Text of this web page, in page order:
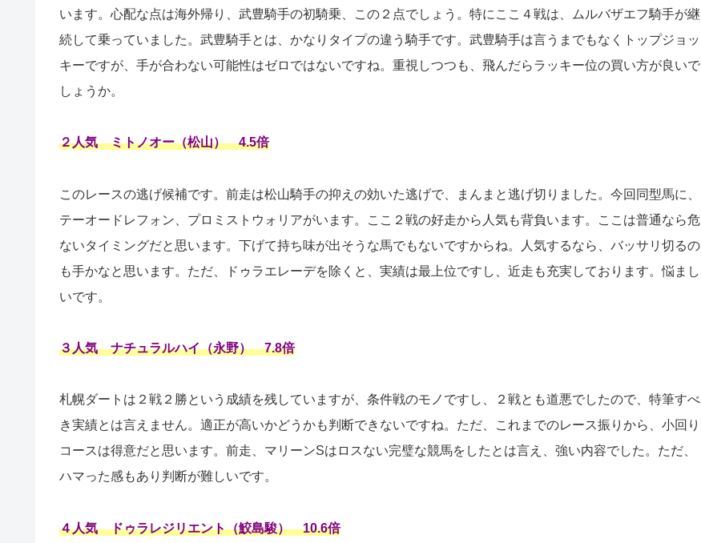
います。心配な点は海外帰り、武豊騎手の初騎乗、この２点でしょう。特にここ４戦は、ムルバザエフ騎手が継
続して乗っていました。武豊騎手とは、かなりタイプの違う騎手です。武豊騎手は言うまでもなくトップジョッ
キーですが、手が合わない可能性はゼロではないですね。重視しつつも、飛んだらラッキー位の買い方が良いで
しょうか。
２人気 ミトノオー（松山） 4.5倍
このレースの逃げ候補です。前走は松山騎手の抑えの効いた逃げで、まんまと逃げ切りました。今回同型馬に、
テーオードレフォン、プロミストウォリアがいます。ここ２戦の好走から人気も背負います。ここは普通なら危
ないタイミングだと思います。下げて持ち味が出そうな馬でもないですからね。人気するなら、バッサリ切るの
も手かなと思います。ただ、ドゥラエレーデを除くと、実績は最上位ですし、近走も充実しております。悩まし
いです。
３人気 ナチュラルハイ（永野） 7.8倍
札幌ダートは２戦２勝という成績を残していますが、条件戦のモノですし、２戦とも道悪でしたので、特筆すべ
き実績とは言えません。適正が高いかどうかも判断できないですね。ただ、これまでのレース振りから、小回り
コースは得意だと思います。前走、マリーンSはロスない完璧な競馬をしたとは言え、強い内容でした。ただ、
ハマった感もあり判断が難しいです。
４人気 ドゥラレジリエント（鮫島駿） 10.6倍